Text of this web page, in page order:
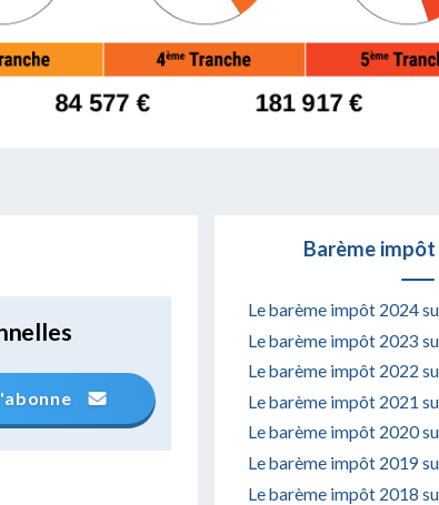
Barème impôt
Le barème impôt 2024
Le barème impôt 2023
Le barème impôt 2022
Le barème impôt 2021
Le barème impôt 2020
Le barème impôt 2019
Le barème impôt 2018